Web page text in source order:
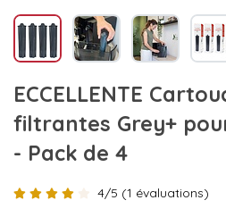
ECCELLENTE
filtrantes Grey+
- Pack de 4
4/5 (1 évaluations)